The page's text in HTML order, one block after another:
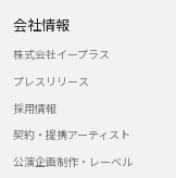
会社情報
株式会社イープラス
プレスリリース
採用情報
契約・提携アーティスト
公演企画制作・レーベル